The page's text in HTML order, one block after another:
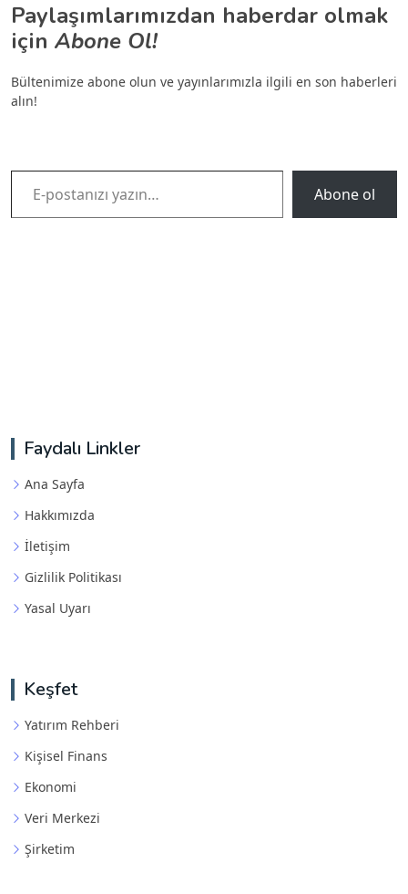
Paylaşımlarımızdan haberdar olmak
için Abone Ol!
Bültenimize abone olun ve yayınlarımızla ilgili en son haberleri
alın!
E-postanızı yazın…
Abone ol
Faydalı Linkler
Ana Sayfa
Hakkımızda
İletişim
Gizlilik Politikası
Yasal Uyarı
Keşfet
Yatırım Rehberi
Kişisel Finans
Ekonomi
Veri Merkezi
Şirketim